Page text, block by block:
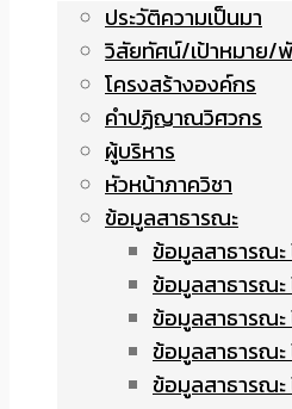
ประวัติความเป็นมา
วิสัยทัศน์/เป้าหมาย/
โครงสร้างองค์กร
คำปฏิญาณวิศวกร
ผู้บริหาร
หัวหน้าภาควิชา
ข้อมูลสาธารณะ
ข้อมูลสาธารณ
ข้อมูลสาธารณ
ข้อมูลสาธารณ
ข้อมูลสาธารณ
ข้อมูลสาธารณ